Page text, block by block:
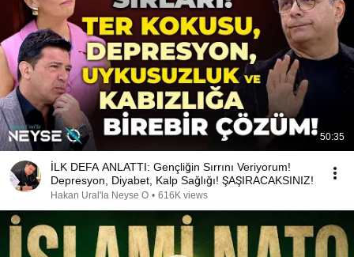
50:35
İLK DEFA ANLATTI: Gençliğin Sırrını Veriyorum!
Depresyon, Diyabet, Kalp Sağlığı! ŞAŞIRACAKSINIZ!
Hakan Ural'la Neyse O • 616K views